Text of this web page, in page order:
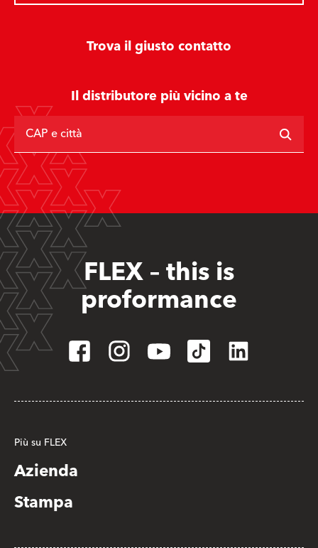
Trova il giusto contatto
Il distributore più vicino a te
CAP e città
FLEX – this is
proformance
Più su FLEX
Azienda
Stampa